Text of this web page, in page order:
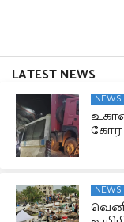
LATEST NEWS
NEWS
கோர
NEWS